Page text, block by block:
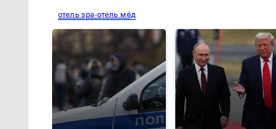
отель spa-отель мёд